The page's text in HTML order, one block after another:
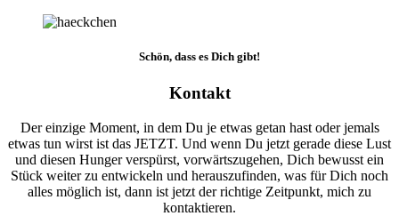
Schön, dass es Dich gibt!
Kontakt
Der einzige Moment, in dem Du je etwas getan hast oder jemals
etwas tun wirst ist das JETZT. Und wenn Du jetzt gerade diese Lust
und diesen Hunger verspürst, vorwärtszugehen, Dich bewusst ein
Stück weiter zu entwickeln und herauszufinden, was für Dich noch
alles möglich ist, dann ist jetzt der richtige Zeitpunkt, mich zu
kontaktieren.